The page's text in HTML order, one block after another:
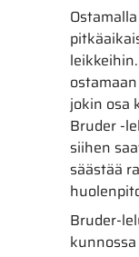
jokin osa
Bruder -
siihen
säästää
Bruder-